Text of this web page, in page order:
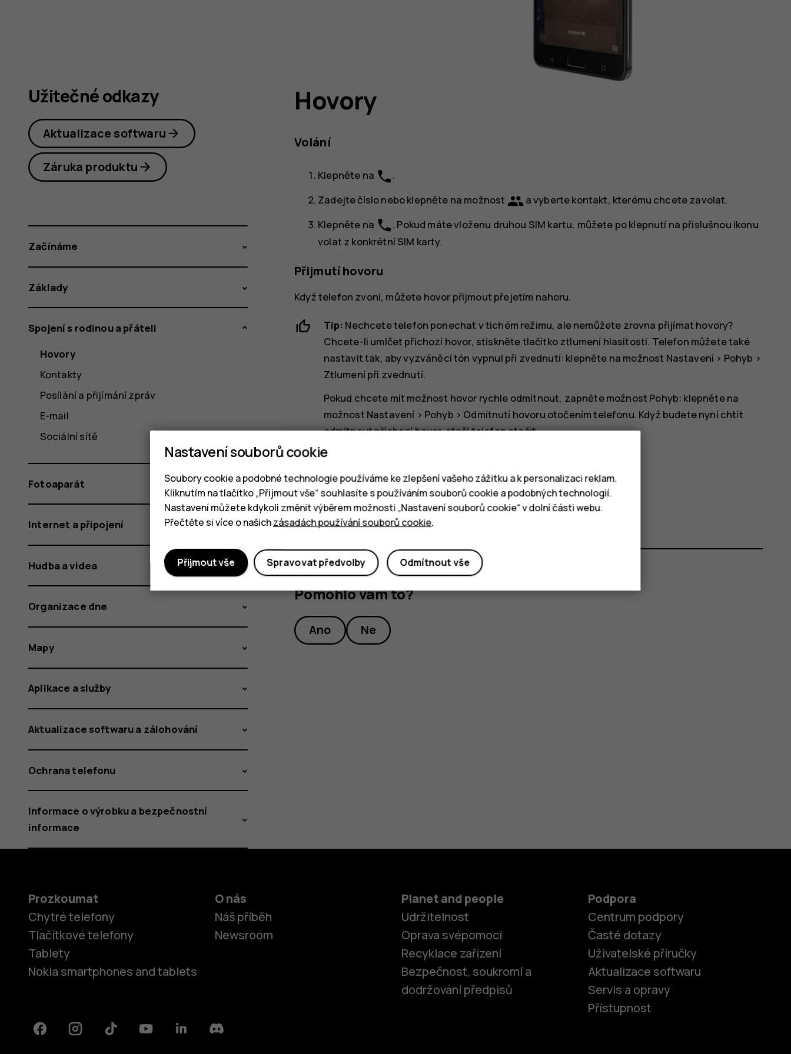
Hovory
Volání
Klepněte na phone.
Zadejte číslo nebo klepněte na možnost group a vyberte kontakt, kterému chcete zavolat.
Klepněte na phone. Pokud máte vloženu druhou SIM kartu, můžete po klepnutí na příslušnou ikonu
volat z konkrétní SIM karty.
Přijmutí hovoru
Když telefon zvoní, můžete hovor přijmout přejetím nahoru.
Tip: Nechcete telefon ponechat v tichém režimu, ale nemůžete zrovna přijímat hovory?
Chcete-li umlčet příchozí hovor, stiskněte tlačítkoztlumení hlasitosti. Telefon můžete také
nastavit tak, aby vyzváněcí tón vypnul při zvednutí: klepněte na možnost Nastavení > Pohyb >
Ztlumení při zvednutí.
Pokud chcete mít možnost hovor rychle odmítnout, zapněte možnost Pohyb: klepněte na
možnost Nastavení > Pohyb > Odmítnutí hovoru otočením telefonu. Když budete nyní chtít
odmítnout příchozí hovor, stačí telefon otočit.
Chcete‑li hovor odmítnout, přejeďte dolů.
Pomohlo vám to?
Ano Ne
Užitečné odkazy
Aktualizace softwaru
Záruka produktu
Začínáme
Základy
Spojení s rodinou a přáteli
Hovory
Kontakty
Posílání a přijímání zpráv
E-mail
Sociální sítě
Fotoaparát
Internet a připojení
Hudba a videa
Organizace dne
Mapy
Aplikace a služby
Aktualizace softwaru a zálohování
Ochrana telefonu
Informace o výrobku a bezpečnostní
informace
Prozkoumat
Chytré telefony
Tlačítkové telefony
Tablety
Nokia smartphones and tablets
O nás
Náš příběh
Newsroom
Planet and people
Udržitelnost
Oprava svépomocí
Recyklace zařízení
Bezpečnost, soukromí a
dodržování předpisů
Podpora
Centrum podpory
Časté dotazy
Uživatelské příručky
Aktualizace softwaru
Servis a opravy
Přístupnost
FacebookInstagramTiktok YoutubeLinkedinDiscord
Nastavení souborů cookie
Soubory cookie a podobné technologie používáme ke zlepšení vašeho zážitku a k personalizaci reklam.
Kliknutím na tlačítko „Přijmout vše“ souhlasíte s používáním souborů cookie a podobných technologií.
Nastavení můžete kdykoli změnit výběrem možnosti „Nastavení souborů cookie“ v dolní části webu.
Přečtěte si více o našichzásadách používání souborů cookie.
Odmítnout vše
Spravovat předvolby
Přijmout vše